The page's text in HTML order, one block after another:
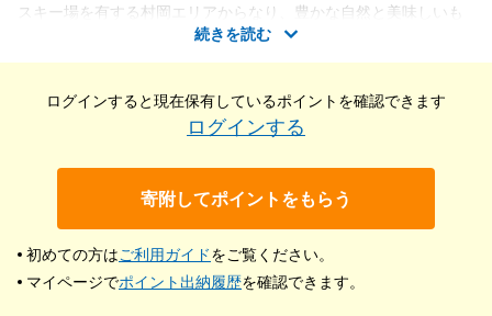
スキー場を有する村岡エリアからなり、豊かな自然と美味しいも
のに出会えるまちです。香美町へは京都からは車で約3時間、大
ませんか。
続きを読む
ログインすると現在保有しているポイントを確認できます
ログインする
寄附してポイントをもらう
初めての方はご利用ガイドをご覧ください。
マイページでポイント出納履歴を確認できます。